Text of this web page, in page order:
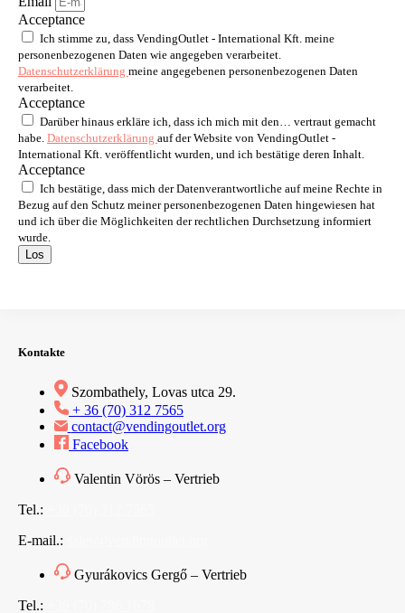
Acceptance
Ich stimme zu, dass VendingOutlet - International Kft. meine
personenbezogenen Daten wie angegeben verarbeitet.
Datenschutzerklärung meine angegebenen personenbezogenen Daten
verarbeitet.
Acceptance
Darüber hinaus erkläre ich, dass ich mich mit den… vertraut gemacht
habe. Datenschutzerklärung auf der Website von VendingOutlet -
International Kft. veröffentlicht wurden, und ich bestätige deren Inhalt.
Acceptance
Ich bestätige, dass mich der Datenverantwortliche auf meine Rechte in
Bezug auf den Schutz meiner personenbezogenen Daten hingewiesen hat
und ich über die Möglichkeiten der rechtlichen Durchsetzung informiert
wurde.
Los
Kontakte
Szombathely, Lovas utca 29.
+ 36 (70) 312 7565
contact@vendingoutlet.org
Facebook
Valentin Vörös – Vertrieb
Tel.:
E-mail.:
Gyurákovics Gergő – Vertrieb
Tel.: